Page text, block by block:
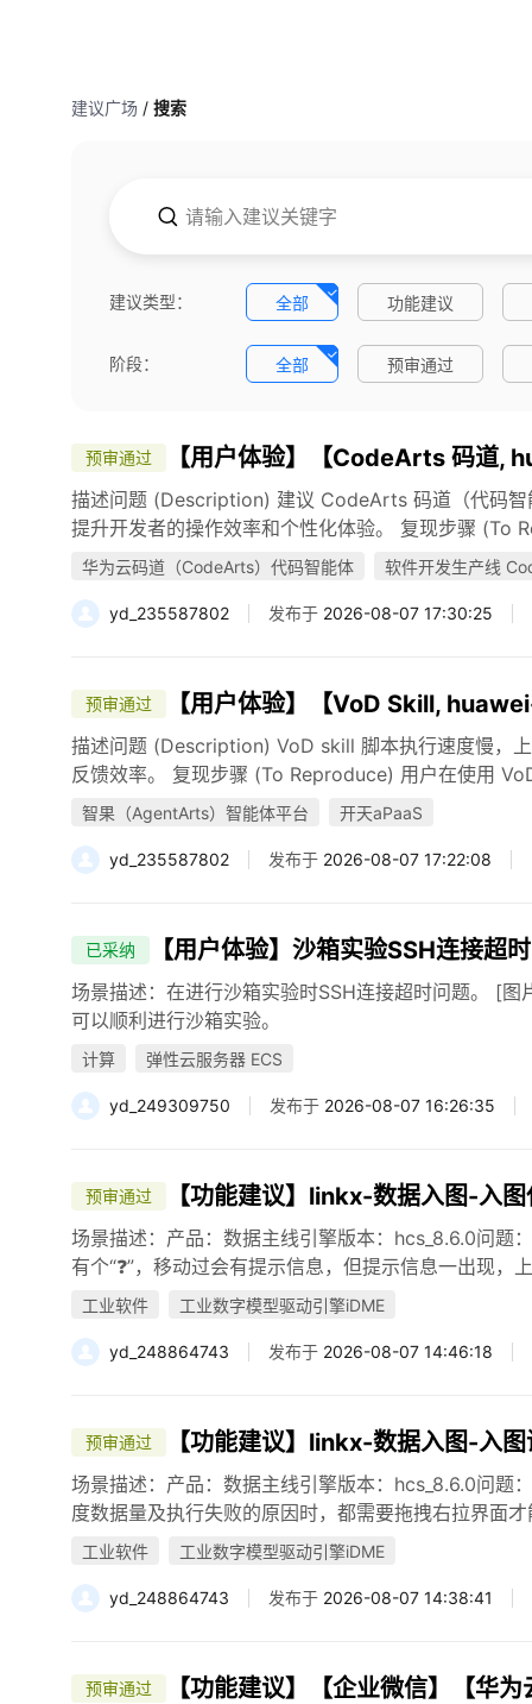
建议广场 / 搜索
建议类型： 全部 功能建议
阶段： 全部
预审通过
预审通过 【用户体验】【CodeArts 码
描述问题 (Description) 建议 CodeArts 码道（代码智
提升开发者的操作效率和个性化体验。 复现步骤 (To
华为云码道（CodeArts）代码智能体 软件开发生产线
yd_235587802 发布于 2026-08-07 17:30:25
预审通过 【用户体验】【VoD Skill,
描述问题 (Description) VoD skill 脚本执行速度慢，
反馈效率。 复现步骤 (To Reproduce) 用户在使用
智果（AgentArts）智能体平台 开天aPaaS
yd_235587802 发布于 2026-08-07 17:22:08
已采纳 【用户体验】沙箱实验SSH连接超
场景描述：在进行沙箱实验时SSH连接超时问题。 [
可以顺利进行沙箱实验。
计算 弹性云服务器 ECS
yd_249309750 发布于 2026-08-07 16:26:35
预审通过 【功能建议】linkx-数据入图-入
场景描述：产品：数据主线引擎版本：hcs_8.6.0问题
有个“❓”，移动过会有提示信息，但提示信息一出现
工业软件 工业数字模型驱动引擎iDME
yd_248864743 发布于 2026-08-07 14:46:18
预审通过 【功能建议】linkx-数据入图-入
场景描述：产品：数据主线引擎版本：hcs_8.6.0问题
度数据量及执行失败的原因时，都需要拖拽右拉界面
工业软件 工业数字模型驱动引擎iDME
yd_248864743 发布于 2026-08-07 14:38:41
预审通过 【功能建议】【企业微信】【华